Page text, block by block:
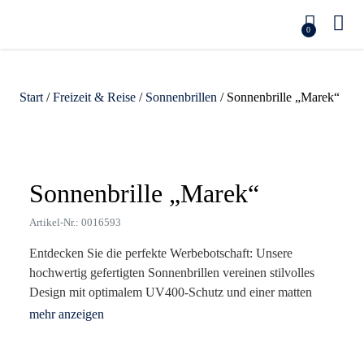
0
Start /Freizeit & Reise / Sonnenbrillen / Sonnenbrille „Marek“
Sonnenbrille „Marek“
Artikel-Nr.: 0016593
Entdecken Sie die perfekte Werbebotschaft: Unsere
hochwertig gefertigten Sonnenbrillen vereinen stilvolles
Design mit optimalem UV400-Schutz und einer matten
Kunststoffbeschaffung. Mit einem kompakten Format von